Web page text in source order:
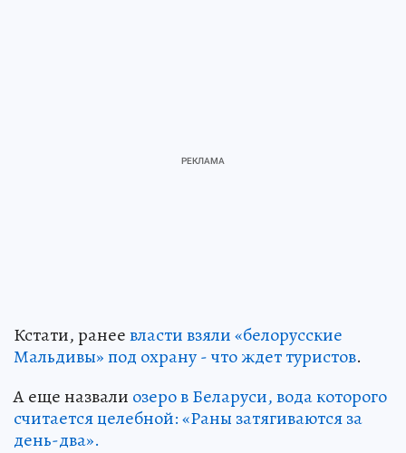
Кстати, ранеевласти взяли «белорусские
Мальдивы» под охрану - что ждет туристов.
А еще назвали озеро в Беларуси, вода которого
считается целебной: «Раны затягиваются за
день-два».